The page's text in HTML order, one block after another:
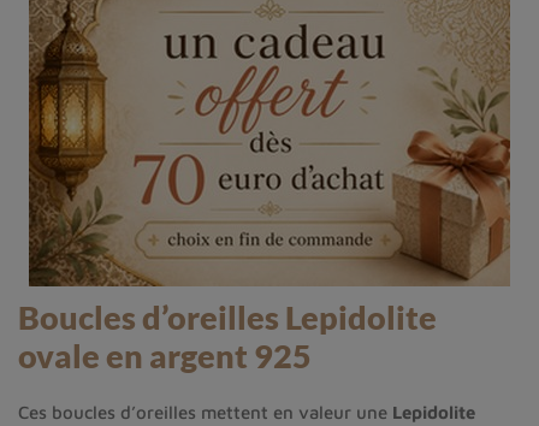
Boucles d’oreilles Lepidolite
ovale en argent 925
Ces boucles d’oreilles mettent en valeur une Lepidolite